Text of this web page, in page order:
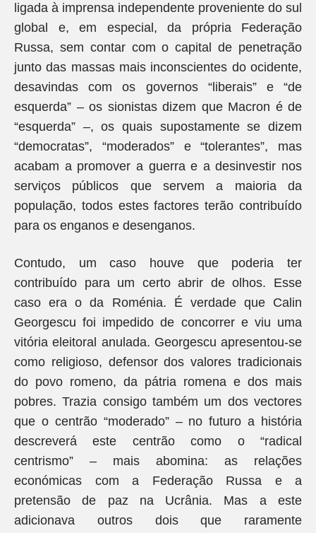
ligada à imprensa independente proveniente do sul
global e, em especial, da própria Federação
Russa, sem contar com o capital de penetração
junto das massas mais inconscientes do ocidente,
desavindas com os governos “liberais” e “de
esquerda” – os sionistas dizem que Macron é de
“esquerda” –, os quais supostamente se dizem
“democratas”, “moderados” e “tolerantes”, mas
acabam a promover a guerra e a desinvestir nos
serviços públicos que servem a maioria da
população, todos estes factores terão contribuído
para os enganos e desenganos.
Contudo, um caso houve que poderia ter
contribuído para um certo abrir de olhos. Esse
caso era o da Roménia. É verdade que Calin
Georgescu foi impedido de concorrer e viu uma
vitória eleitoral anulada. Georgescu apresentou-se
como religioso, defensor dos valores tradicionais
do povo romeno, da pátria romena e dos mais
pobres. Trazia consigo também um dos vectores
que o centrão “moderado” – no futuro a história
descreverá este centrão como o “radical
centrismo” – mais abomina: as relações
económicas com a Federação Russa e a
pretensão de paz na Ucrânia. Mas a este
adicionava outros dois que raramente